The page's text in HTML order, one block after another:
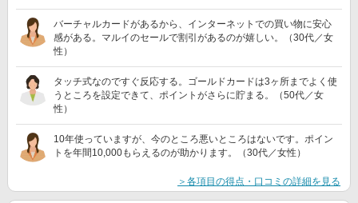
バーチャルカードがあるから、インターネットでの買い物に安心
感がある。マルイのセールで割引があるのが嬉しい。（30代／女
性）
タッチ式なのですぐ反応する。ゴールドカードは3ヶ所までよく使
うところを設定できて、ポイントがさらに貯まる。（50代／女
性）
10年使っていますが、今のところ悪いところはないです。ポイン
トを年間10,000もらえるのが助かります。（30代／女性）
＞各項目の得点・口コミの詳細を見る